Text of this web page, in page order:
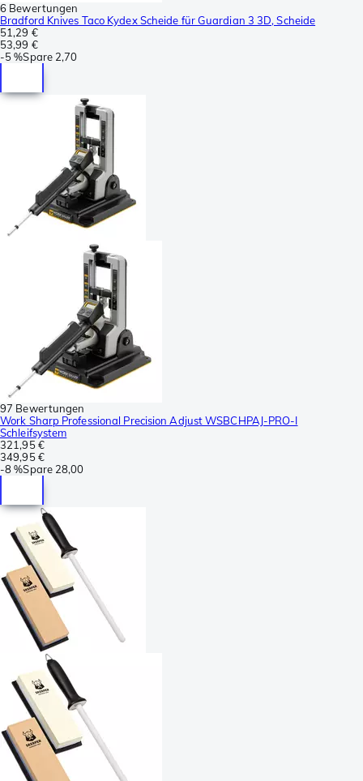
6 Bewertungen
Bradford Knives Taco Kydex Scheide für Guardian 3 3D, Scheide
51,29 €
53,99 €
-5 %Spare 2,70
97 Bewertungen
Work Sharp Professional Precision Adjust WSBCHPAJ-PRO-I
Schleifsystem
321,95 €
349,95 €
-8 %Spare 28,00